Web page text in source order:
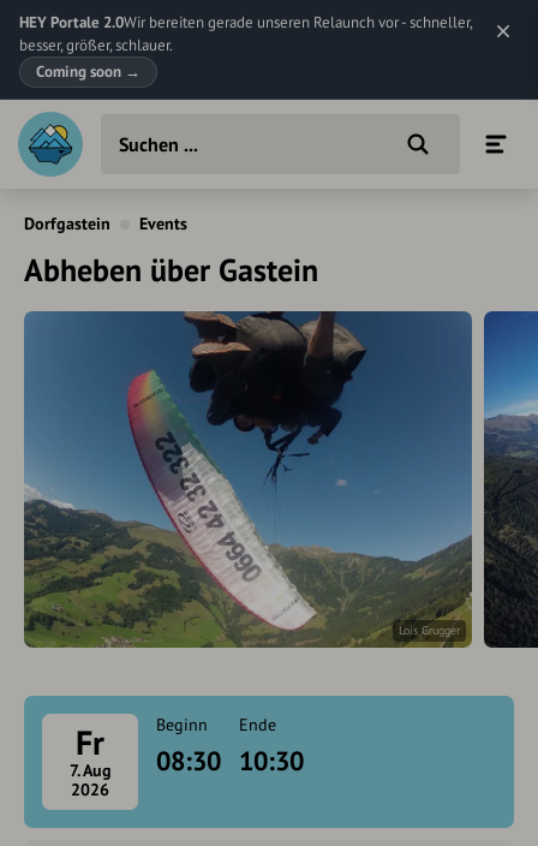
HEY Portale 2.0Wir bereiten gerade unseren Relaunch vor - schneller,
besser, größer, schlauer.
Coming soon →
Dorfgastein Events
Abheben über Gastein
Lois Grugger
Fr
7. Aug
2026
Beginn
08:30
Ende
10:30